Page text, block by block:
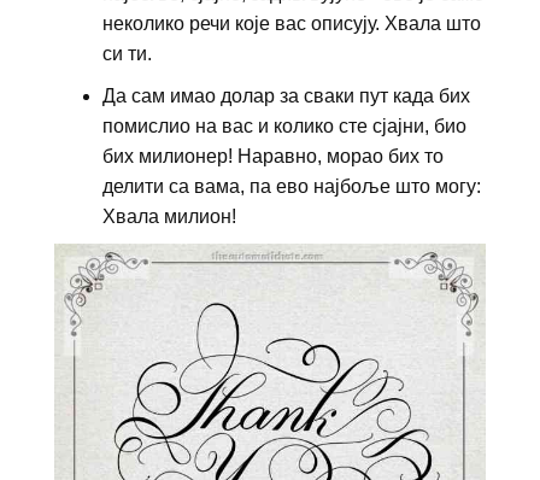
неколико речи које вас описују. Хвала што
си ти.
Да сам имао долар за сваки пут када бих
помислио на вас и колико сте сјајни, био
бих милионер! Наравно, морао бих то
делити са вама, па ево најбоље што могу:
Хвала милион!